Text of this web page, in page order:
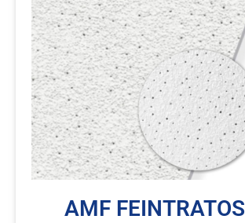
AMF FEINTRATOS